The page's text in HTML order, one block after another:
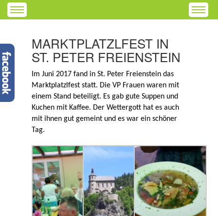
MARKTPLATZLFEST IN
ST. PETER FREIENSTEIN
Im Juni 2017 fand in St. Peter Freienstein das
Marktplatzlfest statt. Die VP Frauen waren mit
einem Stand beteiligt. Es gab gute Suppen und
Kuchen mit Kaffee. Der Wettergott hat es auch
mit ihnen gut gemeint und es war ein schöner
Tag.